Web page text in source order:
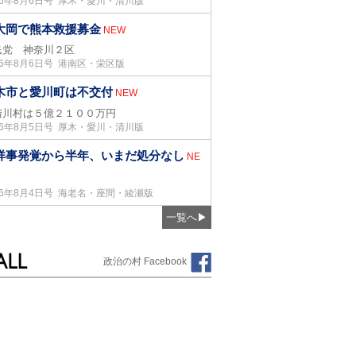
岡で熊本救援募金 NEW
党 神奈川２区
年8月6日号 港南区・栄区版
市と愛川町は不交付 NEW
村は５億２１００万円
年8月5日号 厚木・愛川・清川版
事発覚から半年、いまだ処分なし NE
年8月4日号 海老名・座間・綾瀬版
一覧へ▶
政治の村 Facebook